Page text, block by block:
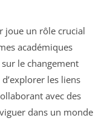
joue un rôle crucial
académiques
le changement
les liens
avec des
dans un monde